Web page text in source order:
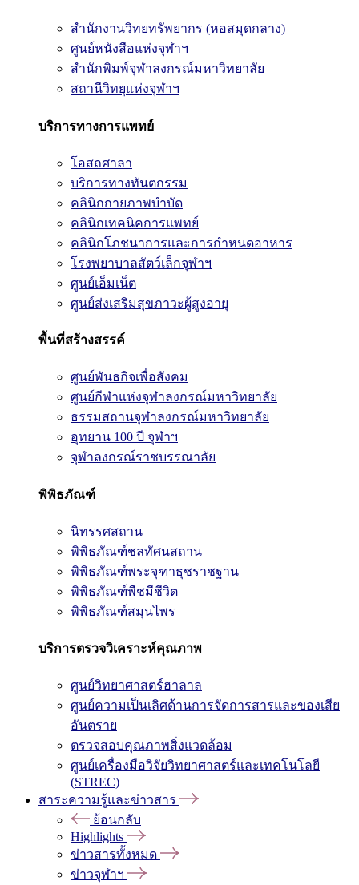
สำนักงานวิทยทรัพยากร (หอสมุดกลาง)
ศูนย์หนังสือแห่งจุฬาฯ
สำนักพิมพ์จุฬาลงกรณ์มหาวิทยาลัย
สถานีวิทยุแห่งจุฬาฯ
บริการทางการแพทย์
โอสถศาลา
บริการทางทันตกรรม
คลินิกกายภาพบำบัด
คลินิกเทคนิคการแพทย์
คลินิกโภชนาการและการกำหนดอาหาร
โรงพยาบาลสัตว์เล็กจุฬาฯ
ศูนย์เอ็มเน็ต
ศูนย์ส่งเสริมสุขภาวะผู้สูงอายุ
พื้นที่สร้างสรรค์
ศูนย์พันธกิจเพื่อสังคม
ศูนย์กีฬาแห่งจุฬาลงกรณ์มหาวิทยาลัย
ธรรมสถานจุฬาลงกรณ์มหาวิทยาลัย
อุทยาน 100 ปี จุฬาฯ
จุฬาลงกรณ์ราชบรรณาลัย
พิพิธภัณฑ์
นิทรรศสถาน
พิพิธภัณฑ์ชลทัศนสถาน
พิพิธภัณฑ์พระจุฑาธุชราชฐาน
พิพิธภัณฑ์พืชมีชีวิต
พิพิธภัณฑ์สมุนไพร
บริการตรวจวิเคราะห์คุณภาพ
ศูนย์วิทยาศาสตร์ฮาลาล
ศูนย์ความเป็นเลิศด้านการจัดการสารและของเสีย
อันตราย
ตรวจสอบคุณภาพสิ่งแวดล้อม
ศูนย์เครื่องมือวิจัยวิทยาศาสตร์และเทคโนโลยี
(STREC)
สาระความรู้และข่าวสาร
ย้อนกลับ
Highlights
ข่าวสารทั้งหมด
ข่าวจุฬาฯ